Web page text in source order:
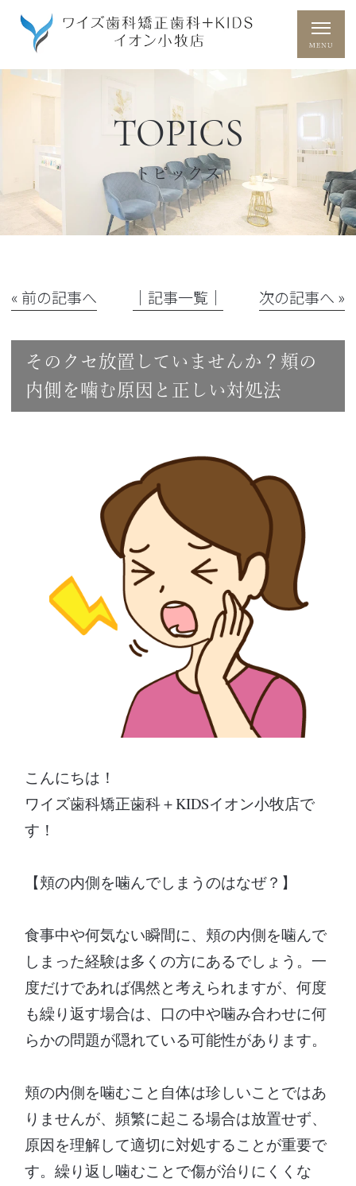
TOPICS
トピックス
« 前の記事へ │記事一覧│ 次の記事へ »
そのクセ放置していませんか？頬の
内側を噛む原因と正しい対処法
こんにちは！
ワイズ歯科矯正歯科＋KIDSイオン小牧店で
す！
【頬の内側を噛んでしまうのはなぜ？】
食事中や何気ない瞬間に、頬の内側を噛んで
しまった経験は多くの方にあるでしょう。一
度だけであれば偶然と考えられますが、何度
も繰り返す場合は、口の中や噛み合わせに何
らかの問題が隠れている可能性があります。
頬の内側を噛むこと自体は珍しいことではあ
りませんが、頻繁に起こる場合は放置せず、
原因を理解して適切に対処することが重要で
す。繰り返し噛むことで傷が治りにくくな